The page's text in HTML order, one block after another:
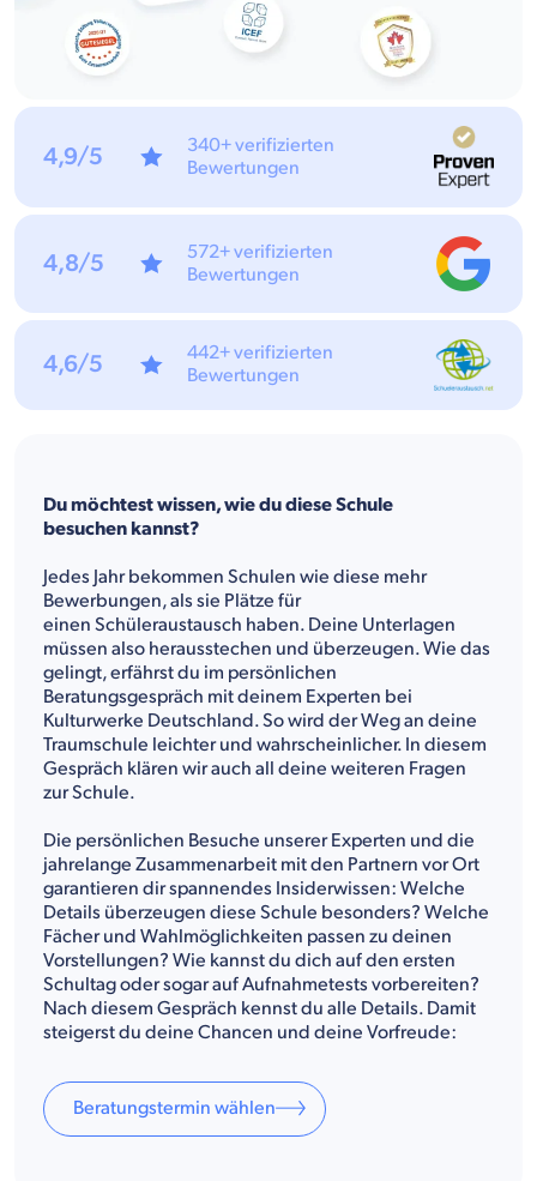
Du möchtest wissen, wie du diese Schule
besuchen kannst?
Jedes Jahr bekommen Schulen wie diese mehr
Bewerbungen, als sie Plätze für
einen Schüleraustausch haben. Deine Unterlagen
müssen also herausstechen und überzeugen. Wie das
gelingt, erfährst du im persönlichen
Beratungsgespräch mit deinem Experten bei
Kulturwerke Deutschland. So wird der Weg an deine
Traumschule leichter und wahrscheinlicher. In diesem
Gespräch klären wir auch all deine weiteren Fragen
zur Schule.
Die persönlichen Besuche unserer Experten und die
jahrelange Zusammenarbeit mit den Partnern vor Ort
garantieren dir spannendes Insiderwissen: Welche
Details überzeugen diese Schule besonders? Welche
Fächer und Wahlmöglichkeiten passen zu deinen
Vorstellungen? Wie kannst du dich auf den ersten
Schultag oder sogar auf Aufnahmetests vorbereiten?
Nach diesem Gespräch kennst du alle Details. Damit
steigerst du deine Chancen und deine Vorfreude:
Beratungstermin wählen
4,9/5
340+ verifizierten
Bewertungen
4,8/5
572+ verifizierten
Bewertungen
4,6/5
442+ verifizierten
Bewertungen